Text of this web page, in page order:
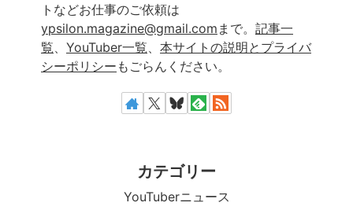
トなどお仕事のご依頼は
ypsilon.magazine@gmail.com まで。 記事一
覧、 YouTuber一覧、 本サイトの説明とプライバ
シーポリシー もごらんください。
カテゴリー
YouTuberニュース